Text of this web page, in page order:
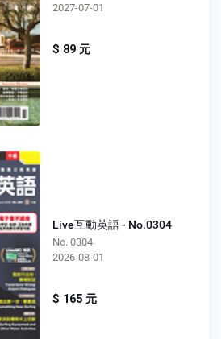
2027-07-01
$ 89 元
Live互動英語 - No.0304
No. 0304
2026-08-01
$ 165 元